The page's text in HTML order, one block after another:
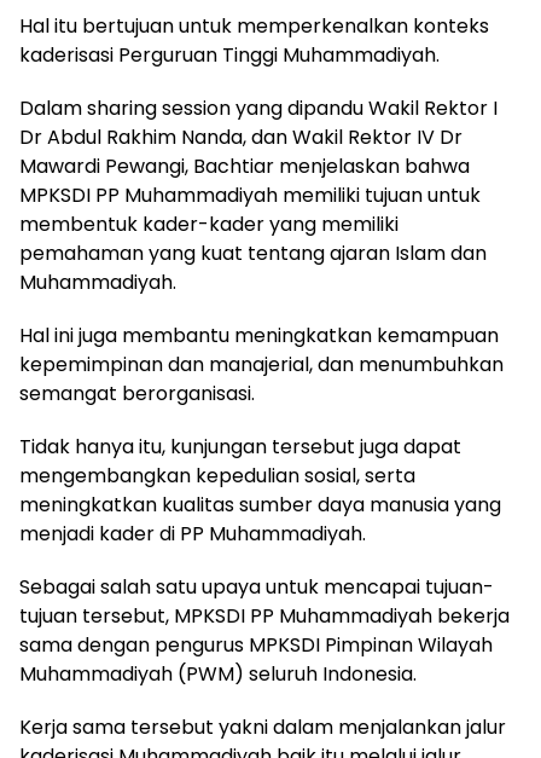
Hal itu bertujuan untuk memperkenalkan konteks
kaderisasi Perguruan Tinggi Muhammadiyah.
Dalam sharing session yang dipandu Wakil Rektor I
Dr Abdul Rakhim Nanda, dan Wakil Rektor IV Dr
Mawardi Pewangi, Bachtiar menjelaskan bahwa
MPKSDI PP Muhammadiyah memiliki tujuan untuk
membentuk kader-kader yang memiliki
pemahaman yang kuat tentang ajaran Islam dan
Muhammadiyah.
Hal ini juga membantu meningkatkan kemampuan
kepemimpinan dan manajerial, dan menumbuhkan
semangat berorganisasi.
Tidak hanya itu, kunjungan tersebut juga dapat
mengembangkan kepedulian sosial, serta
meningkatkan kualitas sumber daya manusia yang
menjadi kader di PP Muhammadiyah.
Sebagai salah satu upaya untuk mencapai tujuan-
tujuan tersebut, MPKSDI PP Muhammadiyah bekerja
sama dengan pengurus MPKSDI Pimpinan Wilayah
Muhammadiyah (PWM) seluruh Indonesia.
Kerja sama tersebut yakni dalam menjalankan jalur